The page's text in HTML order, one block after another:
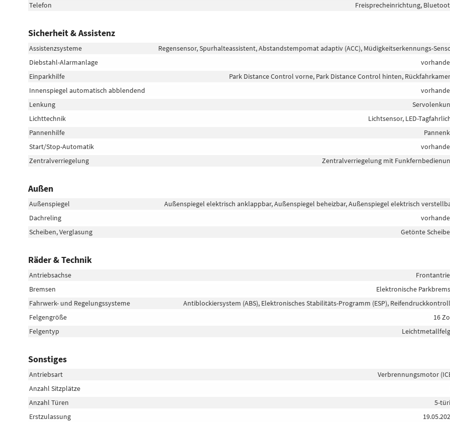
Telefon
Freisprecheinrichtung,
Sicherheit & Assistenz
Assistenzsysteme
Regensensor, Spurhalteassistent, Abstandstempomat adaptiv (ACC), Müdigkeitserkennungs-
Diebstahl-Alarmanlage
Einparkhilfe
Park Distance Control vorne, Park Distance Control hinten,
Innenspiegel automatisch abblendend
Lenkung
Lichttechnik
Lichtsensor, LED-
Pannenhilfe
Start/Stop-Automatik
Zentralverriegelung
Zentralverriegelung mit
Außen
Außenspiegel
Außenspiegel elektrisch anklappbar, Außenspiegel beheizbar, Außenspiegel elektrisch
Dachreling
Scheiben, Verglasung
Getönte
Räder & Technik
Antriebsachse
Bremsen
Elektronische
Fahrwerk- und Regelungssysteme
Antiblockiersystem (ABS), Elektronisches Stabilitäts-Programm (ESP),
Felgengröße
16
Felgentyp
Sonstiges
Antriebsart
Verbrennungsmotor
Anzahl Sitzplätze
Anzahl Türen
5-
Erstzulassung